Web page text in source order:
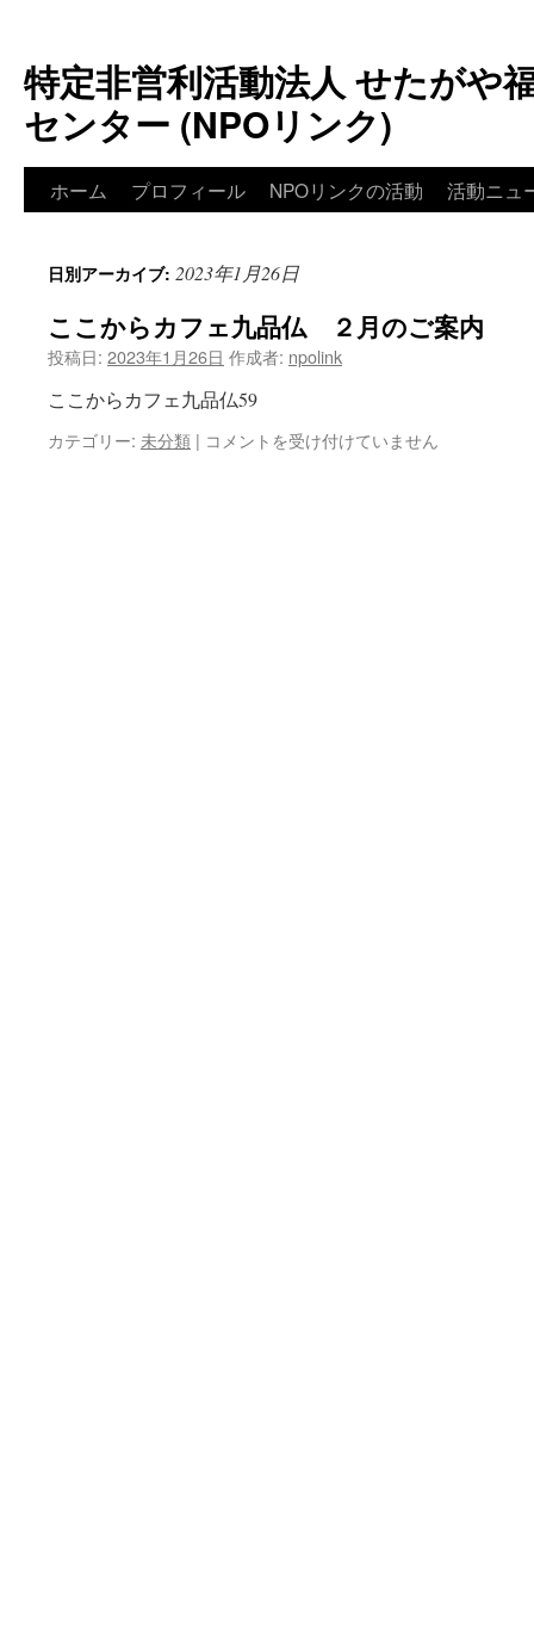
特定非営利活動法人 せたがや
センター (NPOリンク)
ホーム プロフィール NPOリンクの活動 活動ニュ
日別アーカイブ: 2023年1月26日
ここからカフェ九品仏 ２月のご案内
投稿日: 2023年1月26日 作成者: npolink
ここからカフェ九品仏59
カテゴリー: 未分類 | コメントを受け付けていません